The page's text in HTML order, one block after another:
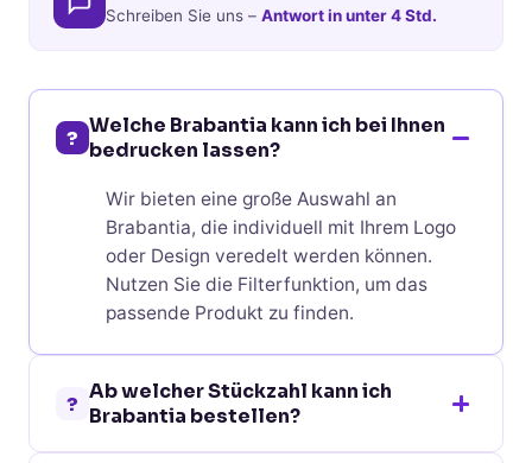
Schreiben Sie uns – Antwort in unter 4 Std.
? Welche Brabantia kann ich bei Ihnen
bedrucken lassen?
Wir bieten eine große Auswahl an
Brabantia, die individuell mit Ihrem Logo
oder Design veredelt werden können.
Nutzen Sie die Filterfunktion, um das
passende Produkt zu finden.
? Ab welcher Stückzahl kann ich
Brabantia bestellen?